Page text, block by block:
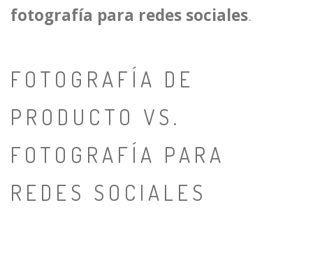
fotografía para redes sociales.
FOTOGRAFÍA DE
PRODUCTO VS.
FOTOGRAFÍA PARA
REDES SOCIALES